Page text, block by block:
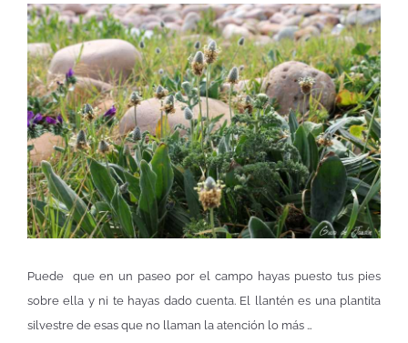
Puede que en un paseo por el campo hayas puesto tus pies
sobre ella y ni te hayas dado cuenta. El llantén es una plantita
silvestre de esas que no llaman la atención lo más …